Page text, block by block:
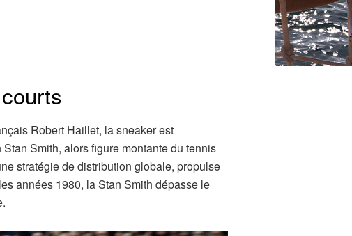
Robert Haillet, la sneaker est
Smith, alors figure montante du tennis
stratégie de distribution globale, propulse
années 1980, la Stan Smith dépasse le